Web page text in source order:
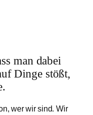
man dabei
Dinge stößt,
wer wir sind. Wir